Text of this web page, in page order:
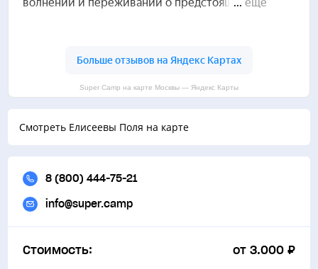
Super Camp на карте Москвы — Яндекс Карты
Смотреть Елисеевы Поля на карте
8 (800) 444-75-21
info@super.camp
Стоимость: от 3.000 ₽